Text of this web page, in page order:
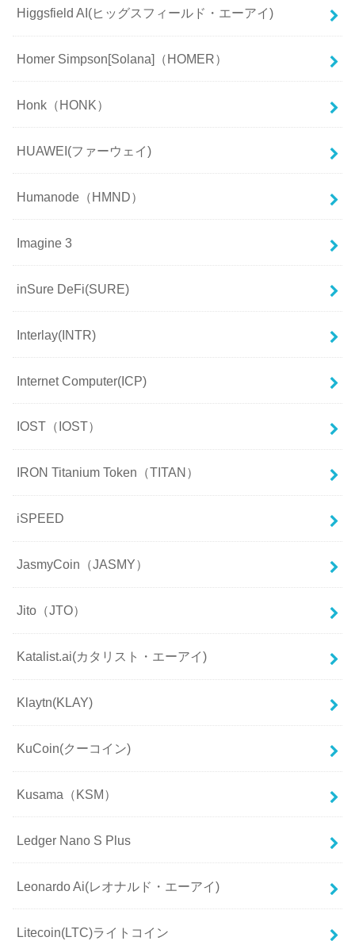
Higgsfield AI(ヒッグスフィールド・エーアイ)
Homer Simpson[Solana]（HOMER）
Honk（HONK）
HUAWEI(ファーウェイ)
Humanode（HMND）
Imagine 3
inSure DeFi(SURE)
Interlay(INTR)
Internet Computer(ICP)
IOST（IOST）
IRON Titanium Token（TITAN）
iSPEED
JasmyCoin（JASMY）
Jito（JTO）
Katalist.ai(カタリスト・エーアイ)
Klaytn(KLAY)
KuCoin(クーコイン)
Kusama（KSM）
Ledger Nano S Plus
Leonardo Ai(レオナルド・エーアイ)
Litecoin(LTC)ライトコイン